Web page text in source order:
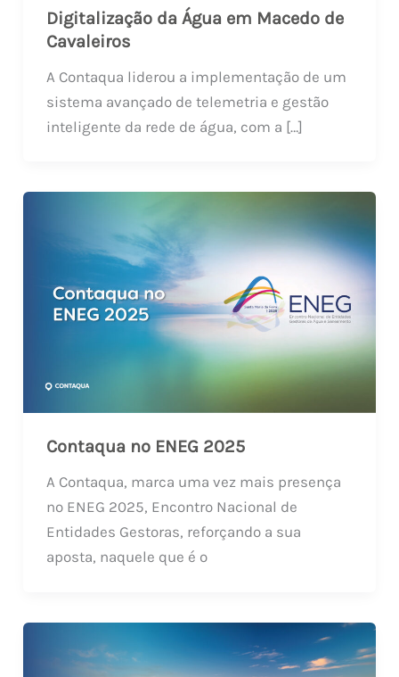
Digitalização da Água em Macedo de
Cavaleiros
A Contaqua liderou a implementação de um
sistema avançado de telemetria e gestão
inteligente da rede de água, com a […]
Contaqua no ENEG 2025
A Contaqua, marca uma vez mais presença
no ENEG 2025, Encontro Nacional de
Entidades Gestoras, reforçando a sua
aposta, naquele que é o